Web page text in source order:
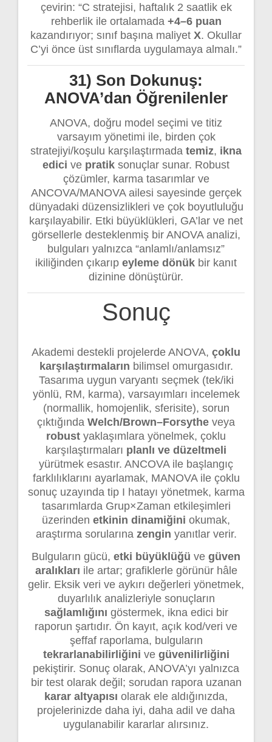
çevirin: “C stratejisi, haftalık 2 saatlik ek
rehberlik ile ortalamada +4–6 puan
kazandırıyor; sınıf başına maliyet X. Okullar
C’yi önce üst sınıflarda uygulamaya almalı.”
31) Son Dokunuş:
ANOVA’dan Öğrenilenler
ANOVA, doğru model seçimi ve titiz
varsayım yönetimi ile, birden çok
stratejiyi/koşulu karşılaştırmada temiz, ikna
edici ve pratik sonuçlar sunar. Robust
çözümler, karma tasarımlar ve
ANCOVA/MANOVA ailesi sayesinde gerçek
dünyadaki düzensizlikleri ve çok boyutluluğu
karşılayabilir. Etki büyüklükleri, GA’lar ve net
görsellerle desteklenmiş bir ANOVA analizi,
bulguları yalnızca “anlamlı/anlamsız”
ikiliğinden çıkarıp eyleme dönük bir kanıt
dizinine dönüştürür.
Sonuç
Akademi destekli projelerde ANOVA, çoklu
karşılaştırmaların bilimsel omurgasıdır.
Tasarıma uygun varyantı seçmek (tek/iki
yönlü, RM, karma), varsayımları incelemek
(normallik, homojenlik, sferisite), sorun
çıktığında Welch/Brown–Forsythe veya
robust yaklaşımlara yönelmek, çoklu
karşılaştırmaları planlı ve düzeltmeli
yürütmek esastır. ANCOVA ile başlangıç
farklılıklarını ayarlamak, MANOVA ile çoklu
sonuç uzayında tip I hatayı yönetmek, karma
tasarımlarda Grup×Zaman etkileşimleri
üzerinden etkinin dinamiğini okumak,
araştırma sorularına zengin yanıtlar verir.
Bulguların gücü, etki büyüklüğü ve güven
aralıkları ile artar; grafiklerle görünür hâle
gelir. Eksik veri ve aykırı değerleri yönetmek,
duyarlılık analizleriyle sonuçların
sağlamlığını göstermek, ikna edici bir
raporun şartıdır. Ön kayıt, açık kod/veri ve
şeffaf raporlama, bulguların
tekrarlanabilirliğini ve güvenilirliğini
pekiştirir. Sonuç olarak, ANOVA’yı yalnızca
bir test olarak değil; sorudan rapora uzanan
karar altyapısı olarak ele aldığınızda,
projelerinizde daha iyi, daha adil ve daha
uygulanabilir kararlar alırsınız.